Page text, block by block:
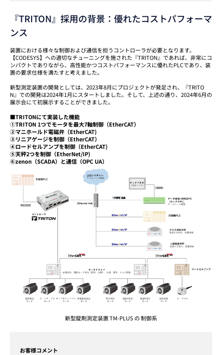
『TRITON』採用の背景：優れたコストパフォーマ
ンス
装置における様々な制御および通信を担うコントローラが必要となります。
【CODESYS】への適切なチューニングを施された『TRITON』であれば、非常にコ
ンパクトでありながら、高性能かつコストパフォーマンスに優れたPLCであり、装
置の要求仕様を満たすと考えました。
新型測定装置の開発としては、2023年8月にプロジェクトが発足され、『TRITO
N』での開発は2024年1月にスタートしました。そして、上述の通り、2024年6月の
展示会にて初展示することができました。
■TRITONにて実装した機能
①TRITON 1つでモータを最大7軸制御（EtherCAT）
②マニホールド電磁弁（EtherCAT)
③リニアゲージを制御（EtherCAT）
④ロードセルアンプを制御（EtherCAT)
⑤天秤2つを制御（EtherNet/IP)
⑥zenon（SCADA）と通信（OPC UA）
新型錠剤測定装置 TM-PLUS の 制御系
お客様コメント